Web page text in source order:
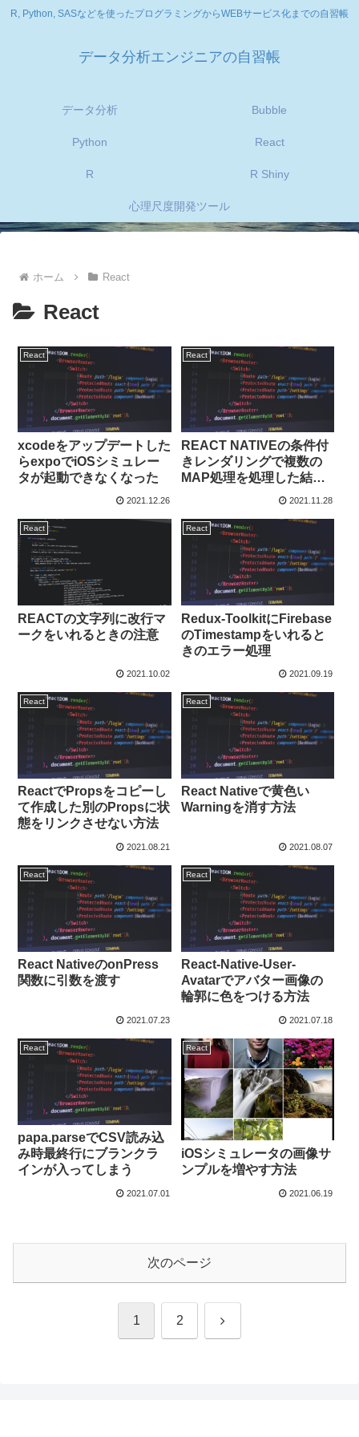
R, Python, SASなどを使ったプログラミングからWEBサービス化までの自習帳
データ分析エンジニアの自習帳
データ分析 Bubble
Python React
R R Shiny
心理尺度開発ツール
ホーム React
React
React
xcodeをアップデートした
らexpoでiOSシミュレー
タが起動できなくなった
2021.12.26
React
REACT NATIVEの条件付
きレンダリングで複数の
MAP処理を処理した結果
を利用して表示する方法
2021.11.28
React
REACTの文字列に改行マ
ークをいれるときの注意
2021.10.02
React
Redux-ToolkitにFirebase
のTimestampをいれると
きのエラー処理
2021.09.19
React
ReactでPropsをコピーし
て作成した別のPropsに状
態をリンクさせない方法
2021.08.21
React
React Nativeで黄色い
Warningを消す方法
2021.08.07
React
React NativeのonPress
関数に引数を渡す
2021.07.23
React
React-Native-User-
Avatarでアバター画像の
輪郭に色をつける方法
2021.07.18
React
papa.parseでCSV読み込
み時最終行にブランクラ
インが入ってしまう
2021.07.01
React
iOSシミュレータの画像サ
ンプルを増やす方法
2021.06.19
次のページ
1 2 次